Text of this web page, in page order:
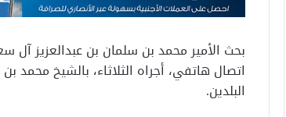
بحث الأمير محمد بن سلمان بن عبدالعزيز
اتصال هاتفي، أجراه الثلاثاء، بالشيخ محمد
البلدين.